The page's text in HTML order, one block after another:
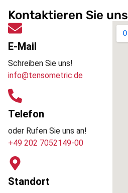
Kontaktieren Sie uns
E-Mail
Schreiben Sie uns!
info@tensometric.de
Telefon
oder Rufen Sie uns an!
+49 202 7052149-00
Standort